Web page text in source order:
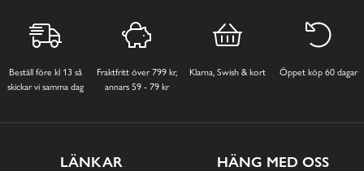
Beställ före kl 13 så
skickar vi samma dag
Fraktfritt över 799 kr,
annars 59 - 79 kr
Klarna, Swish & kort Öppet köp 60 dagar
LÄNKAR HÄNG MED OSS